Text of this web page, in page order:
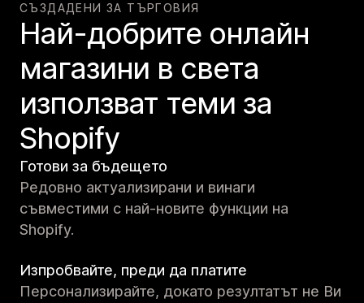
СЪЗДАДЕНИ ЗА ТЪРГОВИЯ
Най-добрите онлайн
магазини в света
използват теми за
Shopify
Готови за бъдещето
Редовно актуализирани и винаги
съвместими с най-новите функции на
Shopify.
Изпробвайте, преди да платите
Персонализирайте, докато резултатът не Ви